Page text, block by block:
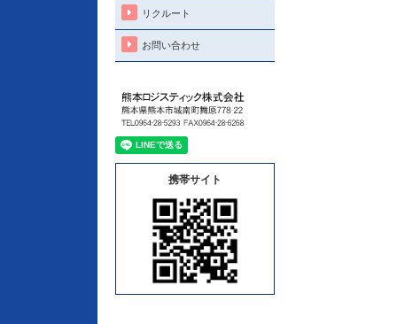
リクルート
お問い合わせ
携帯サイト